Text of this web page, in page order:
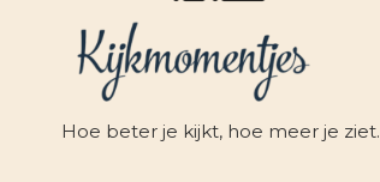
Hoe beter je kijkt, hoe meer je ziet.